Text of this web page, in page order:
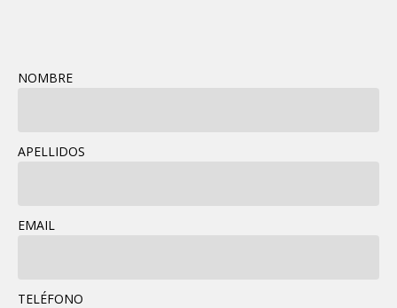
NOMBRE
APELLIDOS
EMAIL
TELÉFONO